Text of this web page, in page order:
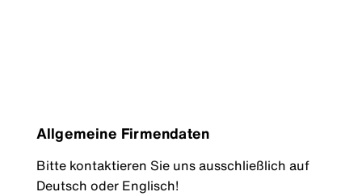
Allgemeine Firmendaten
Bitte kontaktieren Sie uns ausschließlich auf
Deutsch oder Englisch!